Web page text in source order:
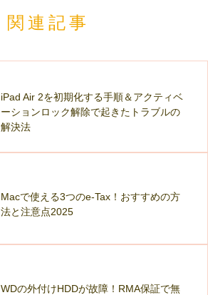
関連記事
iPad Air 2を初期化する手順＆アクティベ
ーションロック解除で起きたトラブルの
解決法
Macで使える3つのe-Tax！おすすめの方
法と注意点2025
WDの外付けHDDが故障！RMA保証で無